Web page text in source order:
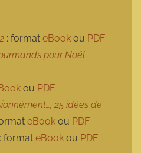
: format eBook ou PDF
pour Noël :
ou PDF
25 idées de
eBook ou PDF
: format eBook ou PDF